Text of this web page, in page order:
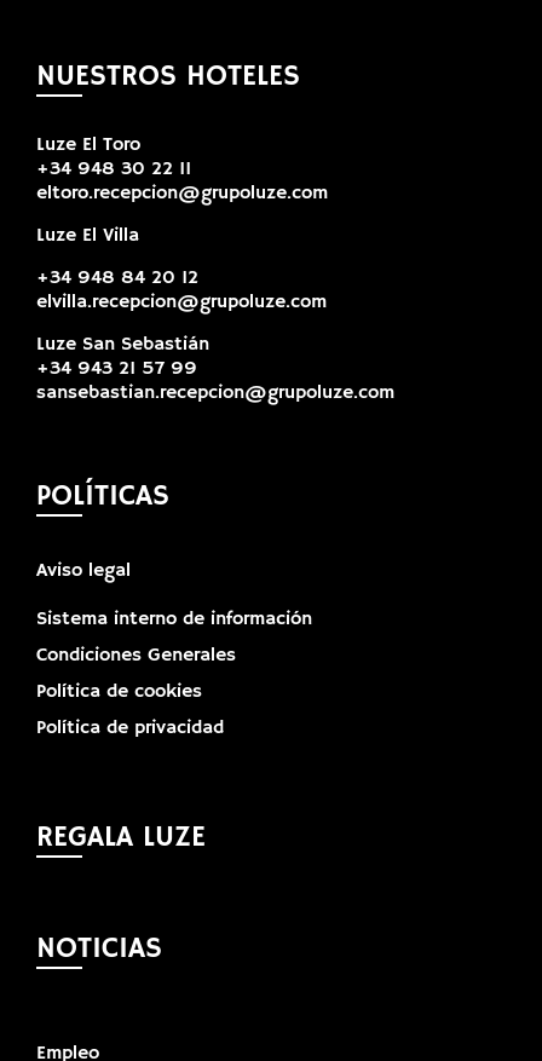
NUESTROS HOTELES
Luze El Toro
+34 948 30 22 11
eltoro.recepcion@grupoluze.com
Luze El Villa
+34 948 84 20 12
elvilla.recepcion@grupoluze.com
Luze San Sebastián
+34 943 21 57 99
sansebastian.recepcion@grupoluze.com
POLÍTICAS
Aviso legal
Sistema interno de información
Condiciones Generales
Política de cookies
Política de privacidad
REGALA LUZE
NOTICIAS
Empleo